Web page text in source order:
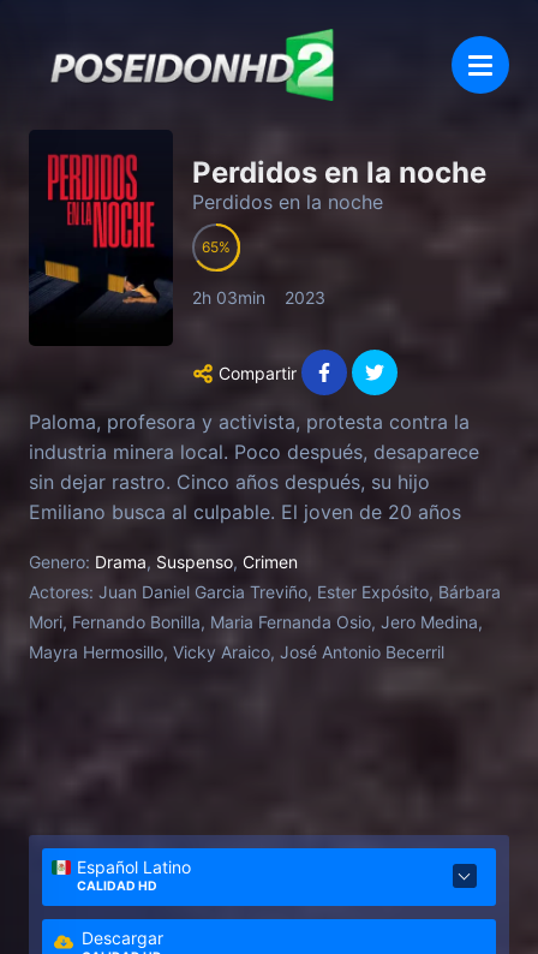
Perdidos en la noche
Perdidos en la noche
65
2h 03min 2023
Compartir
Paloma, profesora y activista, protesta contra la
industria minera local. Poco después, desaparece
sin dejar rastro. Cinco años después, su hijo
Emiliano busca al culpable. El joven de 20 años
incompetencia del sistema judicial, él se toma la
justicia por su mano. Una nota lo lleva a la casa de
verano de la rica y excéntrica familia Aldama. El
clan está encabezado por la destacada matriarca
Genero: Drama, Suspenso, Crimen
Actores: Juan Daniel Garcia Treviño, Ester Expósito, Bárbara
Mori, Fernando Bonilla, Maria Fernanda Osio, Jero Medina,
Mayra Hermosillo, Vicky Araico, José Antonio Becerril
Español Latino
CALIDAD HD
Descargar